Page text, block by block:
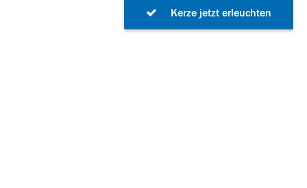
Kerze jetzt erleuchten